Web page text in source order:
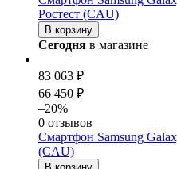
Ростест (CAU)
В корзину
Сегодня в магазине
83 063 ₽
66 450 ₽
–20%
0 отзывов
Смартфон Samsung
(CAU)